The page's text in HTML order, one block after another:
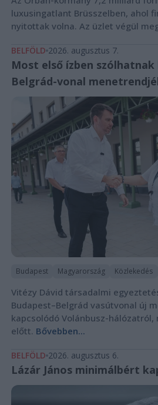
luxusingatlant Brüsszelben, ahol
nyitottak volna. Az üzlet végül
BELFÖLD 2026. augusztus 7.
Most első ízben
Belgrád-vonal
Budapest Magyarország Közlekedés
Vitézy Dávid társadalmi
Budapest–Belgrád vasútvonal új
kapcsolódó Volánbusz-hálózatról,
előtt. Bővebben...
BELFÖLD 2026. augusztus 6.
Lázár János minimálbért